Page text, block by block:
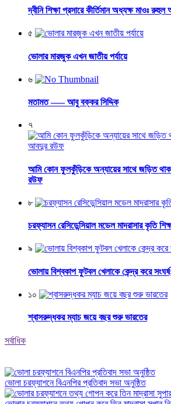
দ্বীনি শিক্ষা প্রসারে কীর্তিমান অধ্যক্ষ মাওঃ রুহুল
৫
ভোলার মারজুক এখন জাতীয় পর্যায়ে
৬
মতামত —– আবু বক্কর সিদ্দিক
৭
আমি কোন ফুলকুঁড়িকে অন্যায়ের সাথে জড়িত
রউফ
৮
চরফ্যাসন রেসিডেন্সিয়াল মডেল মাদরাসার কৃতি
৯
ভোলায় বিশ্বকাপ ফুটবল খেলাকে কেন্দ্র করে
১০
শ্বাসরুদ্ধকর ম্যাচ জয়ে বছর শুরু ভারতের
সর্বাধিক
ভোলা চরফ্যাশনে বিএনপির প্রতিবাদ সভা অনুষ্ঠিত